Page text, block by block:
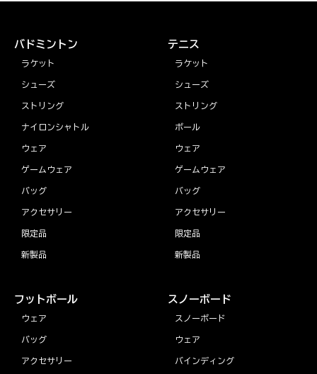
バドミントン
ラケット
シューズ
ストリング
ナイロンシャトル
ウェア
ゲームウェア
バッグ
アクセサリー
限定品
新製品
テニス
ラケット
シューズ
ストリング
ボール
ウェア
ゲームウェア
バッグ
アクセサリー
限定品
新製品
フットボール
ウェア
バッグ
アクセサリー
スノーボード
スノーボード
ウェア
バインディング